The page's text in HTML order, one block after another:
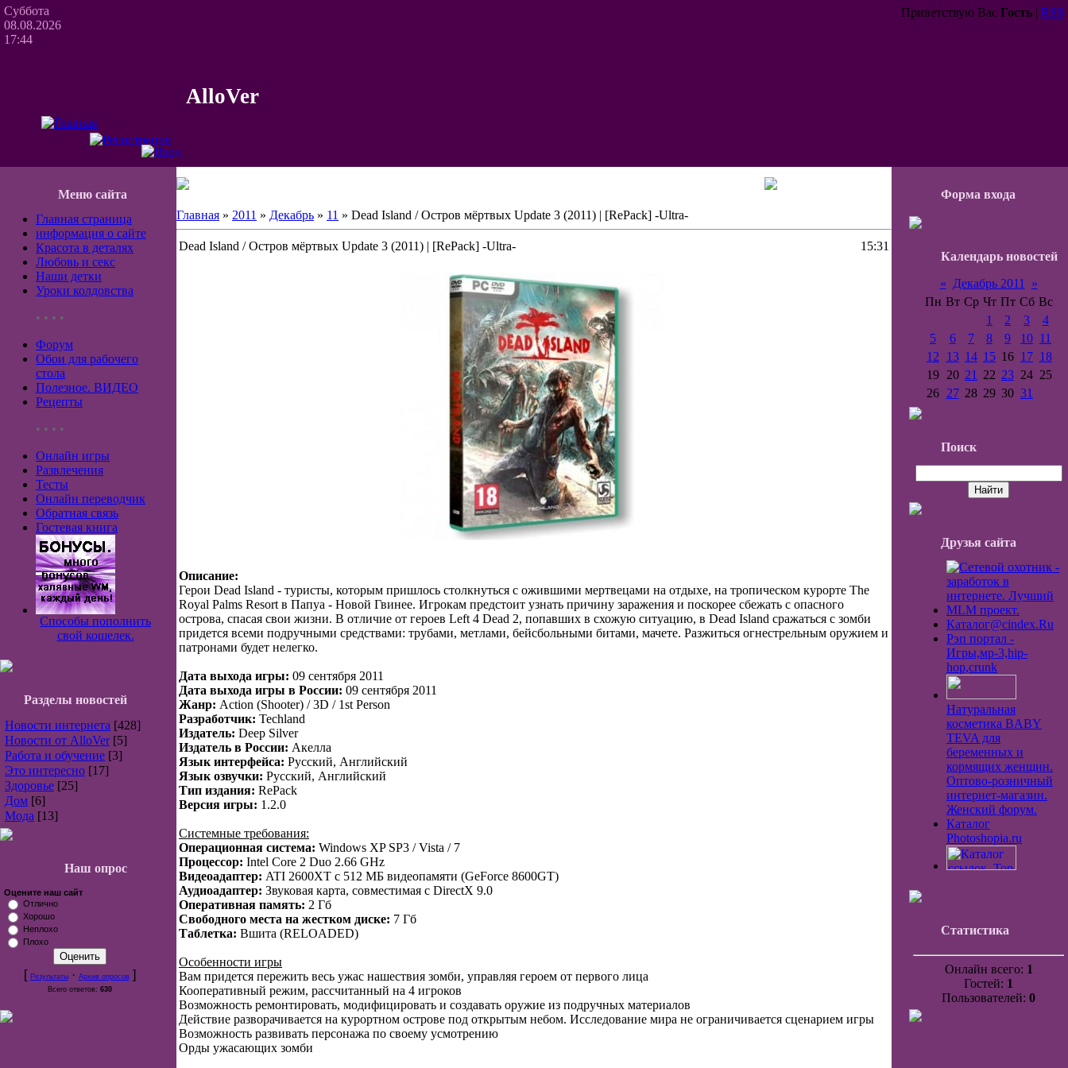
Суббота
08.08.2026
17:44
Приветствую Вас Гость | RSS
AlloVer
Меню сайта
Главная страница
информация о сайте
Красота в деталях
Любовь и секс
Наши детки
Уроки колдовства
• • • •
Форум
Обои для рабочего
стола
Полезное. ВИДЕО
Рецепты
• • • •
Онлайн игры
Развлечения
Тесты
Онлайн переводчик
Обратная связь
Гостевая книга
Способы пополнить
свой кошелек.
Разделы новостей
Новости интернета [428]
Новости от AlloVer [5]
Работа и обучение [3]
Это интересно [17]
Здоровье [25]
Дом [6]
Мода [13]
Наш опрос
Оцените наш сайт
Отлично
Хорошо
Неплохо
Плохо
[ Результаты· Архив опросов]
Всего ответов: 630
Главная » 2011 » Декабрь » 11 » Dead Island / Остров мёртвых Update 3 (2011) | [RePack] -Ultra-
Dead Island / Остров мёртвых Update 3 (2011) | [RePack] -Ultra- 15:31
Описание:
Герои Dead Island - туристы, которым пришлось столкнуться с ожившими мертвецами на отдыхе, на тропическом курорте The
Royal Palms Resort в Папуа - Новой Гвинее. Игрокам предстоит узнать причину заражения и поскорее сбежать с опасного
острова, спасая свои жизни. В отличие от героев Left 4 Dead 2, попавших в схожую ситуацию, в Dead Island сражаться с зомби
придется всеми подручными средствами: трубами, метлами, бейсбольными битами, мачете. Разжиться огнестрельным оружием и
патронами будет нелегко.
Дата выхода игры: 09 сентября 2011
Дата выхода игры в России: 09 сентября 2011
Жанр: Action (Shooter) / 3D / 1st Person
Разработчик: Techland
Издатель: Deep Silver
Издатель в России: Акелла
Язык интерфейса: Русский, Английский
Язык озвучки: Русский, Английский
Тип издания: RePack
Версия игры: 1.2.0
Системные требования:
Операционная система: Windows XP SP3 / Vista / 7
Процессор: Intel Core 2 Duo 2.66 GHz
Видеоадаптер: ATI 2600XT с 512 МБ видеопамяти (GeForce 8600GT)
Аудиоадаптер: Звуковая карта, совместимая с DirectX 9.0
Оперативная память: 2 Гб
Свободного места на жестком диске: 7 Гб
Таблетка: Вшита (RELOADED)
Особенности игры
Вам придется пережить весь ужас нашествия зомби, управляя героем от первого лица
Кооперативный режим, рассчитанный на 4 игроков
Возможность ремонтировать, модифицировать и создавать оружие из подручных материалов
Действие разворачивается на курортном острове под открытым небом. Исследование мира не ограничивается сценарием игры
Возможность развивать персонажа по своему усмотрению
Орды ужасающих зомби
Форма входа
Календарь новостей
«
Декабрь 2011
»
Пн Вт Ср Чт Пт Сб Вс
1
2 3
4
5
6 7 8 9 10 11
12
13 14 15 16 17 18
19 20 21 22 23 24 25
26 27 28 29 30 31
Поиск
Друзья сайта
Каталог@cindex.Ru
Рэп портал -
Игры,мp-3,hip-
hop,crunk
Натуральная
косметика BABY
TEVA для
беременных и
кормящих женщин.
Оптово-розничный
интернет-магазин.
Женский форум.
Каталог
Photoshopia.ru
Статистика
Онлайн всего: 1
Гостей: 1
Пользователей: 0